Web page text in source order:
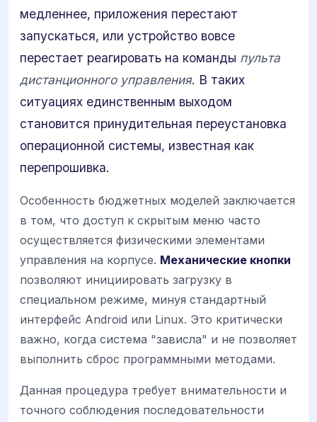
медленнее, приложения перестают
запускаться, или устройство вовсе
перестает реагировать на команды пульта
дистанционного управления. В таких
ситуациях единственным выходом
становится принудительная переустановка
операционной системы, известная как
перепрошивка.
Особенность бюджетных моделей заключается
в том, что доступ к скрытым меню часто
осуществляется физическими элементами
управления на корпусе. Механические кнопки
позволяют инициировать загрузку в
специальном режиме, минуя стандартный
интерфейс Android или Linux. Это критически
важно, когда система "зависла" и не позволяет
выполнить сброс программными методами.
Данная процедура требует внимательности и
точного соблюдения последовательности